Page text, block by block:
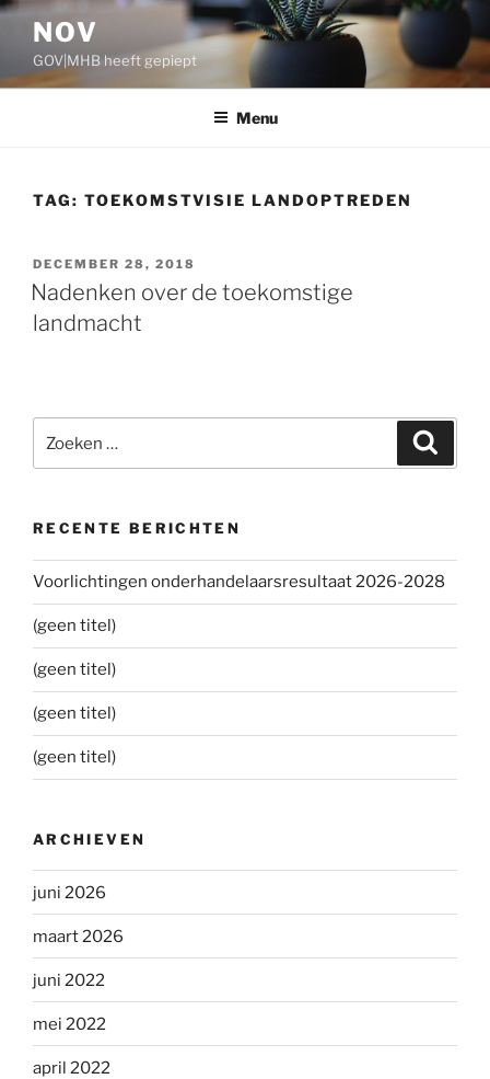
Ga
inhoud
NOV
GOV|MHB heeft gepiept
Menu
TAG: TOEKOMSTVISIE LANDOPTREDEN
GEPLAATST
OP
DECEMBER 28, 2018
Nadenken over de toekomstige
landmacht
naar:
RECENTE BERICHTEN
Voorlichtingen onderhandelaarsresultaat 2026-2028
(geen titel)
(geen titel)
(geen titel)
(geen titel)
ARCHIEVEN
juni 2026
maart 2026
juni 2022
mei 2022
april 2022